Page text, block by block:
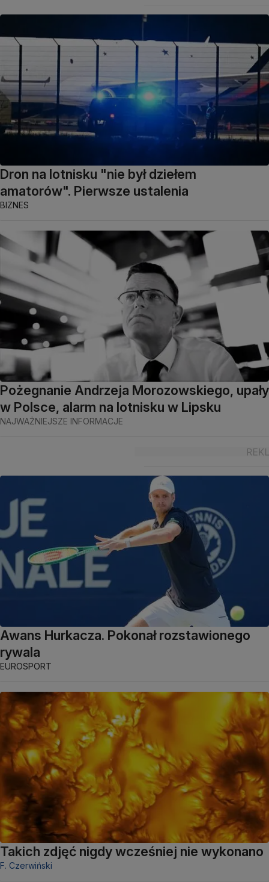
Dron na lotnisku "nie był dziełem
amatorów". Pierwsze ustalenia
BIZNES
Pożegnanie Andrzeja Morozowskiego, upały
w Polsce, alarm na lotnisku w Lipsku
NAJWAŻNIEJSZE INFORMACJE
Awans Hurkacza. Pokonał rozstawionego
rywala
EUROSPORT
Takich zdjęć nigdy wcześniej nie wykonano
F. Czerwiński